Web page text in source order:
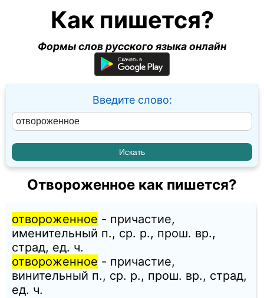
Как пишется?
Формы слов русского языка онлайн
Введите слово:
Отвороженное как пишется?
отвороженное - причастие,
именительный п., ср. p., прош. вр.,
страд, ед. ч.
отвороженное - причастие,
винительный п., ср. p., прош. вр., страд,
ед. ч.